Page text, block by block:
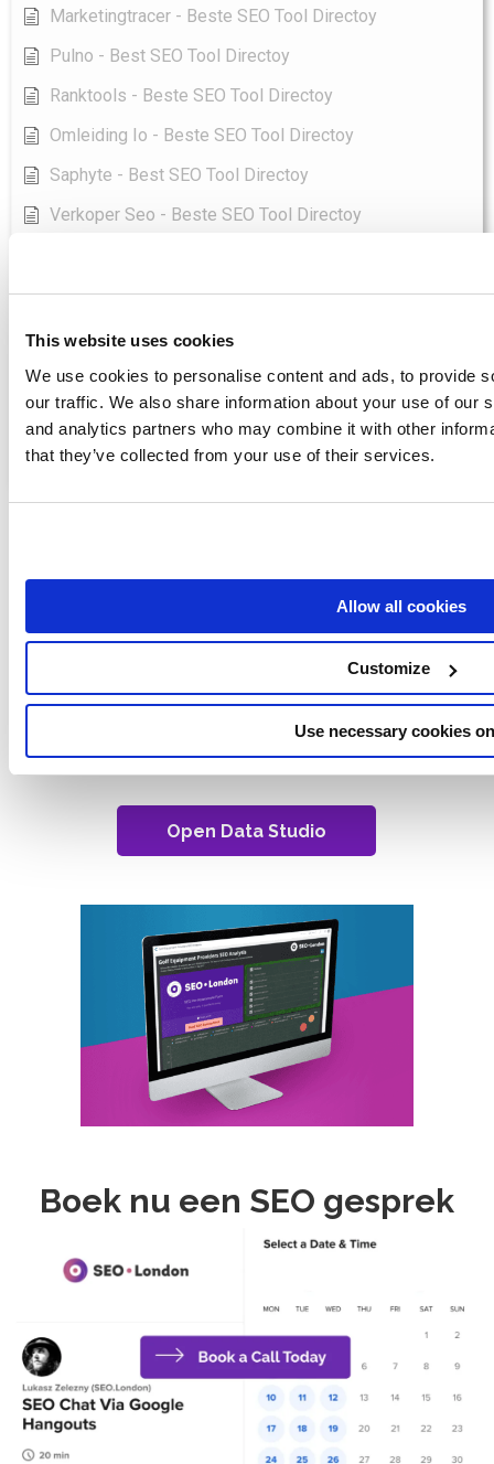
This website uses cookies
We use cookies to personalise content and ads, to provide
our traffic. We also share information about your use of our
and analytics partners who may combine it with other
that they’ve collected from your use of their services.
Allow all cookies
Customize
Use necessary cookies
Marketingtracer - Beste SEO Tool Directoy
Pulno - Best SEO Tool Directoy
Ranktools - Beste SEO Tool Directoy
Omleiding Io - Beste SEO Tool Directoy
Saphyte - Best SEO Tool Directoy
Verkoper Seo - Beste SEO Tool Directoy
Senuto - Beste SEO Tool Directoy
Seo Audit - Beste SEO Tool Directoy
Wordpress
Wat doet Yoast SEO?
SEO GAP Analyse
SEO.London controleerde 35 websites en meer
dan 150.000 trefwoorden. Het resultaat van
meer dan 5 miljoen datapunten wordt
hieronder gepresenteerd.
Open Data Studio
Boek nu een SEO gesprek